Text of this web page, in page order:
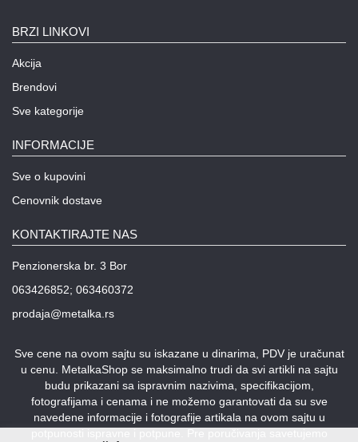
BRZI LINKOVI
Akcija
Brendovi
Sve kategorije
INFORMACIJE
Sve o kupovini
Cenovnik dostave
KONTAKTIRAJTE NAS
Penzionerska br. 3 Bor
063426852; 063460372
prodaja@metalka.rs
Sve cene na ovom sajtu su iskazane u dinarima, PDV je uračunat
u cenu. MetalkaShop se maksimalno trudi da svi artikli na sajtu
budu prikazani sa ispravnim nazivima, specifikacijom,
fotografijama i cenama i ne možemo garantovati da su sve
navedene informacije i fotografije artikala na ovom sajtu u